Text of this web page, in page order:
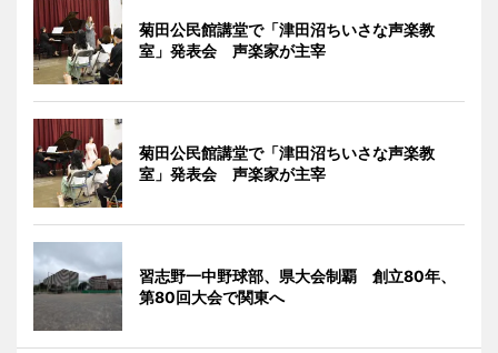
菊田公民館講堂で「津田沼ちいさな声楽教
室」発表会 声楽家が主宰
菊田公民館講堂で「津田沼ちいさな声楽教
室」発表会 声楽家が主宰
習志野一中野球部、県大会制覇 創立80年、
第80回大会で関東へ